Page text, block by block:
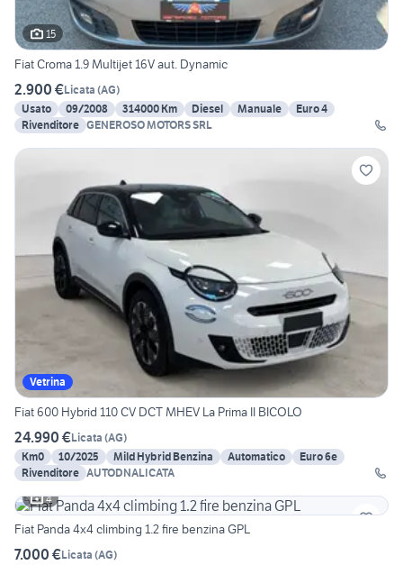
15
Fiat Croma 1.9 Multijet 16V aut. Dynamic
2.900 €Licata (AG)
Usato
09/2008 314000 Km Diesel Manuale
Euro 4
Rivenditore GENEROSO MOTORS SRL
Vetrina
Fiat 600 Hybrid 110 CV DCT MHEV La Prima II BICOLO
24.990 €Licata (AG)
Km0
10/2025 Mild Hybrid Benzina Automatico
Euro 6e
Rivenditore AUTODNALICATA
4
Fiat Panda 4x4 climbing 1.2 fire benzina GPL
7.000 €Licata (AG)